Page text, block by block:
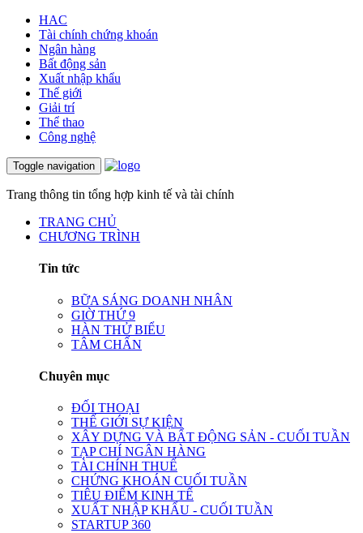
HAC
Tài chính chứng khoán
Ngân hàng
Bất động sản
Xuất nhập khẩu
Thế giới
Giải trí
Thể thao
Công nghệ
Toggle navigation
Trang thông tin tổng hợp kinh tế và tài chính
TRANG CHỦ
CHƯƠNG TRÌNH
Tin tức
BỮA SÁNG DOANH NHÂN
GIỜ THỨ 9
HÀN THỬ BIỂU
TÂM CHẤN
Chuyên mục
ĐỐI THOẠI
THẾ GIỚI SỰ KIỆN
XÂY DỰNG VÀ BẤT ĐỘNG SẢN - CUỐI TUẦN
TẠP CHÍ NGÂN HÀNG
TÀI CHÍNH THUẾ
CHỨNG KHOÁN CUỐI TUẦN
TIÊU ĐIỂM KINH TẾ
XUẤT NHẬP KHẨU - CUỐI TUẦN
STARTUP 360